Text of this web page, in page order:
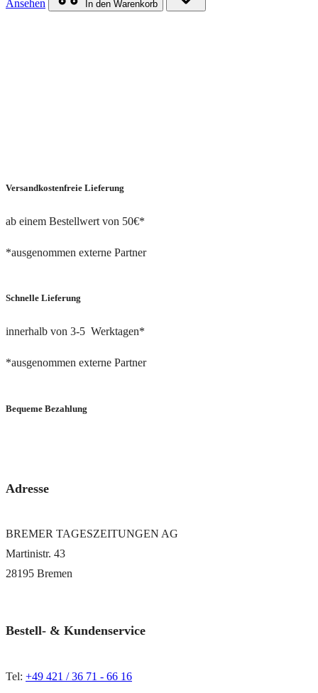
Ansehen In den Warenkorb
Versandkostenfreie Lieferung
ab einem Bestellwert von 50€*
*ausgenommen externe Partner
Schnelle Lieferung
innerhalb von 3-5 Werktagen*
*ausgenommen externe Partner
Bequeme Bezahlung
Adresse
BREMER TAGESZEITUNGEN AG
Martinistr. 43
28195 Bremen
Bestell- & Kundenservice
Tel: +49 421 / 36 71 - 66 16